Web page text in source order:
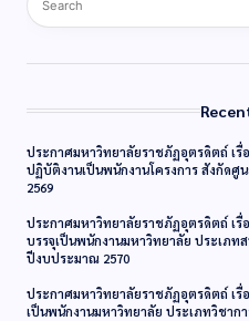
ประกาศมหาวิทยาลัยราชภัฏอุตรดิตถ์ เรื่
ปฏิบัติงานเป็นพนักงานโครงการ สังกัด
2569
ประกาศมหาวิทยาลัยราชภัฏอุตรดิตถ์ เ
บรรจุเป็นพนักงานมหาวิทยาลัย ประเภ
ปีงบประมาณ 2570
ประกาศมหาวิทยาลัยราชภัฏอุตรดิตถ์ เ
เป็นพนักงานมหาวิทยาลัย ประเภทวิชา